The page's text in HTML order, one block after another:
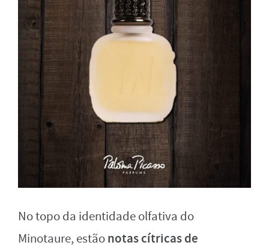
No topo da identidade olfativa do
Minotaure, estãonotas cítricas de